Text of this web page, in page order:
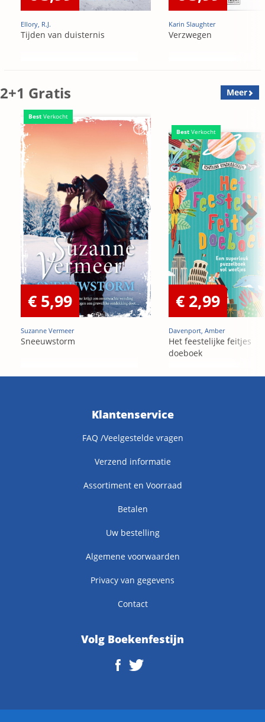
Ellory, R.J.
Tijden van duisternis
Karin Slaughter
Verzwegen
2+1 Gratis Meer
Best Verkocht
€ 5,99
Suzanne Vermeer
Sneeuwstorm
Best Verkocht
€ 2,99
Davenport, Amber
Het feestelijke feitjes
doeboek
Klantenservice
FAQ /Veelgestelde vragen
Verzend informatie
Assortiment en Voorraad
Betalen
Uw bestelling
Algemene voorwaarden
Privacy van gegevens
Contact
Volg Boekenfestijn